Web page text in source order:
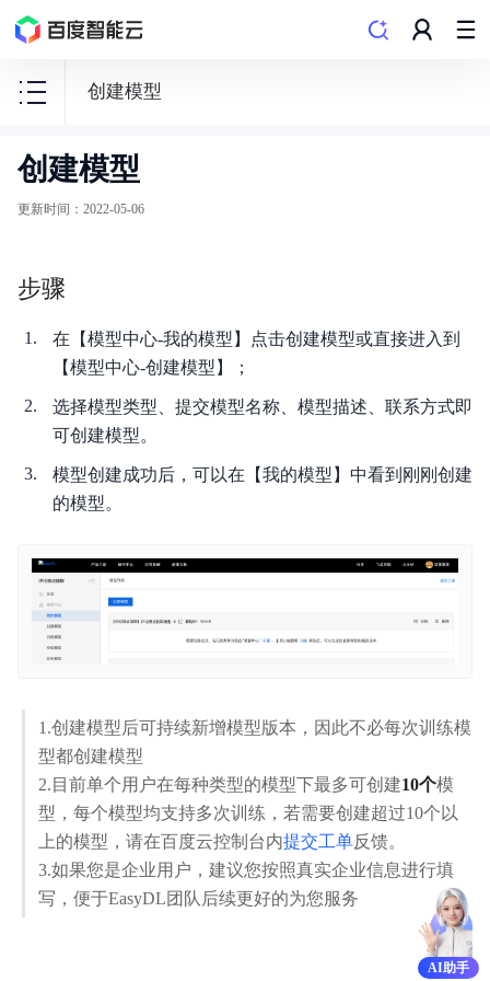
创建模型
EasyDL
零
AI
发
台
新手指南
价格说明
EasyDL 文本使用说明
EasyDL 语音使用说明
EasyDL 视频使用说明
EasyDL 结构化数据使用说明
创建模型
更新时间 ： 2022-05-06
步骤
在【模型中心-我的模型】点击创建模型或直接进入到
【模型中心-创建模型】；
选择模型类型、提交模型名称、模型描述、联系方式即
可创建模型。
模型创建成功后，可以在【我的模型】中看到刚刚创建
的模型。
1.创建模型后可持续新增模型版本，因此不必每次训练模
型都创建模型
2.目前单个用户在每种类型的模型下最多可创建10个模
型，每个模型均支持多次训练，若需要创建超过10个以
上的模型，请在百度云控制台内提交工单反馈。
3.如果您是企业用户，建议您按照真实企业信息进行填
写，便于EasyDL团队后续更好的为您服务
AI助手